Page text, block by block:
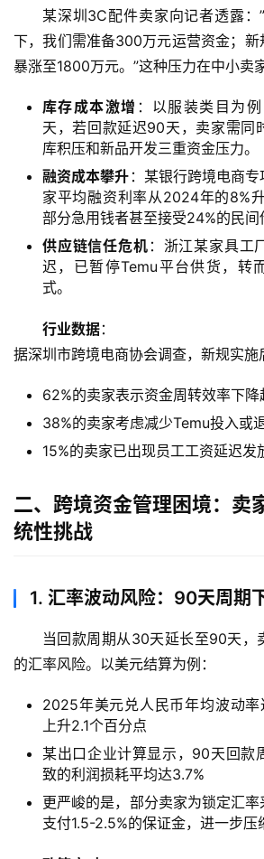
某深圳3C配件卖家向记者透露：
下，我们需准备300万元运营资金；新
暴涨至1800万元。”这种压力在中小卖
库存成本激增 ：以服装类目为
天，若回款延迟90天，卖家需同
库积压和新品开发三重资金压力。
融资成本攀升 ：某银行跨境电商
家平均融资利率从2024年的8%
部分急用钱者甚至接受24%的民间
供应链信任危机 ：浙江某家具工
迟，已暂停Temu平台供货，转
式。
行业数据：
据深圳市跨境电商协会调查，新规实施
62%的卖家表示资金周转效率下降
38%的卖家考虑减少Temu投入或
15%的卖家已出现员工工资延迟发
二、跨境资金管理困境：卖
统性挑战
1. 汇率波动风险：90天周期
当回款周期从30天延长至90天，
的汇率风险。以美元结算为例：
2025年美元兑人民币年均波动
上升2.1个百分点
某出口企业计算显示，90天回款
致的利润损耗平均达3.7%
更严峻的是，部分卖家为锁定汇
支付1.5-2.5%的保证金，进一步压